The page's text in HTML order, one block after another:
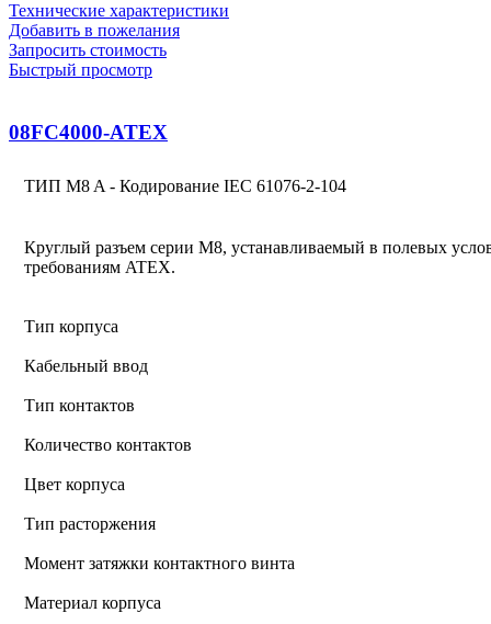
Технические характеристики
Добавить в пожелания
Запросить стоимость
Быстрый просмотр
08FC4000-ATEX
ТИП M8 A - Кодирование IEC 61076-2-104
Круглый разъем серии M8, устанавливаемый в полевых
требованиям ATEX.
Тип корпуса
Кабельный ввод
Тип контактов
Количество контактов
Цвет корпуса
Тип расторжения
Момент затяжки контактного винта
Материал корпуса